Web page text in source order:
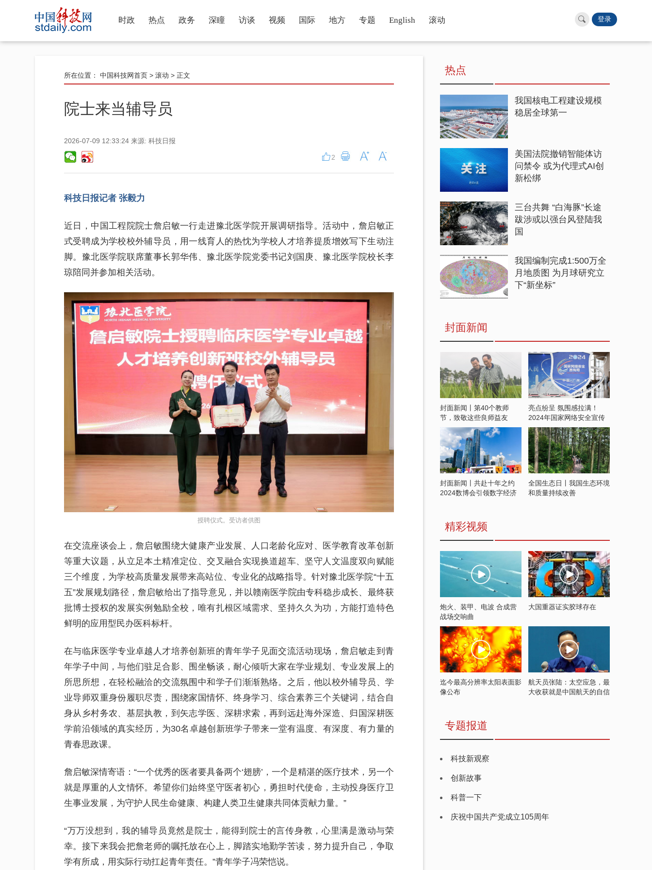
时政 热点 政务 深瞳 访谈 视频 国际 地方 专题 English 滚动 登录
所在位置： 中国科技网首页 > 滚动 > 正文
院士来当辅导员
2026-07-09 12:33:24 来源: 科技日报
2
科技日报记者 张毅力
近日，中国工程院院士詹启敏一行走进豫北医学院开展调研指导。活动中，詹启敏正
式受聘成为学校校外辅导员，用一线育人的热忱为学校人才培养提质增效写下生动注
脚。豫北医学院联席董事长郭华伟、豫北医学院党委书记刘国庚、豫北医学院校长李
琼陪同并参加相关活动。
授聘仪式。受访者供图
在交流座谈会上，詹启敏围绕大健康产业发展、人口老龄化应对、医学教育改革创新
等重大议题，从立足本土精准定位、交叉融合实现换道超车、坚守人文温度双向赋能
三个维度，为学校高质量发展带来高站位、专业化的战略指导。针对豫北医学院“十五
五”发展规划路径，詹启敏给出了指导意见，并以赣南医学院由专科稳步成长、最终获
批博士授权的发展实例勉励全校，唯有扎根区域需求、坚持久久为功，方能打造特色
鲜明的应用型民办医科标杆。
在与临床医学专业卓越人才培养创新班的青年学子见面交流活动现场，詹启敏走到青
年学子中间，与他们驻足合影、围坐畅谈，耐心倾听大家在学业规划、专业发展上的
所思所想，在轻松融洽的交流氛围中和学子们渐渐熟络。之后，他以校外辅导员、学
业导师双重身份履职尽责，围绕家国情怀、终身学习、综合素养三个关键词，结合自
身从乡村务农、基层执教，到矢志学医、深耕求索，再到远赴海外深造、归国深耕医
学前沿领域的真实经历，为30名卓越创新班学子带来一堂有温度、有深度、有力量的
青春思政课。
詹启敏深情寄语：“一个优秀的医者要具备两个‘翅膀’，一个是精湛的医疗技术，另一个
就是厚重的人文情怀。希望你们始终坚守医者初心，勇担时代使命，主动投身医疗卫
生事业发展，为守护人民生命健康、构建人类卫生健康共同体贡献力量。”
“万万没想到，我的辅导员竟然是院士，能得到院士的言传身教，心里满是激动与荣
幸。接下来我会把詹老师的嘱托放在心上，脚踏实地勤学苦读，努力提升自己，争取
学有所成，用实际行动扛起青年责任。”青年学子冯荣恺说。
热点
我国核电工程建设规模
稳居全球第一
美国法院撤销智能体访
问禁令 或为代理式AI创
新松绑
三台共舞 “白海豚”长途
跋涉或以强台风登陆我
国
我国编制完成1:500万全
月地质图 为月球研究立
下“新坐标”
封面新闻
封面新闻丨第40个教师
节，致敬这些良师益友
亮点纷呈 氛围感拉满！
2024年国家网络安全宣传
周开启
封面新闻丨共赴十年之约
2024数博会引领数字经济
全国生态日丨我国生态环境
和质量持续改善
精彩视频
炮火、装甲、电波 合成营
战场交响曲
大国重器证实胶球存在
迄今最高分辨率太阳表面影
像公布
航天员张陆：太空应急，最
大收获就是中国航天的自信
专题报道
科技新观察
创新故事
科普一下
庆祝中国共产党成立105周年